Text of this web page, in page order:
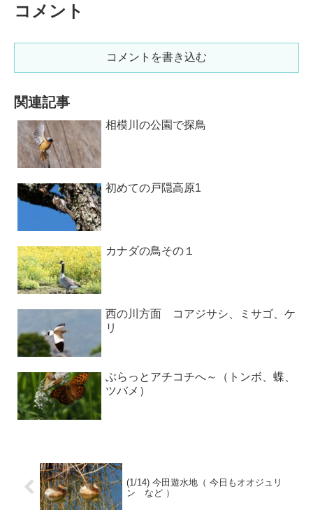
コメント
コメントを書き込む
関連記事
相模川の公園で探鳥
初めての戸隠高原1
カナダの鳥その１
西の川方面 コアジサシ、ミサゴ、ケ
リ
ぶらっとアチコチへ～（トンボ、蝶、
ツバメ）
(1/14) 今田遊水地（ 今日もオオジュリ
ン など ）